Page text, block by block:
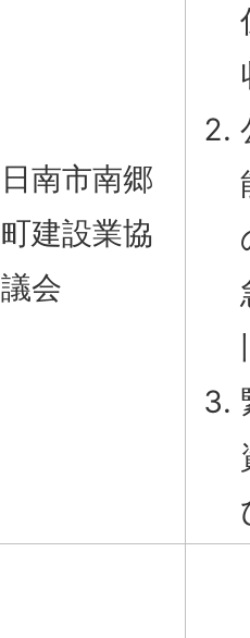
日南市南郷
町建設業協
議会